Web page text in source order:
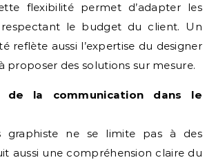
flexibilité permet d’adapter les
le budget du client. Un
reflète aussi l’expertise du designer
proposer des solutions sur mesure.
de la communication dans le
graphiste ne se limite pas à des
aussi une compréhension claire du